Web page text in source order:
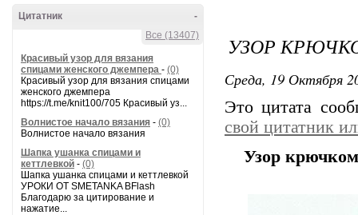
-
Цитатник
Все (13407)
Красивый узор для вязания
спицами женского джемпера - (0)
Красивый узор для вязания спицами
женского джемпера
https://t.me/knit100/705 Красивый уз...
Волнистое начало вязания - (0)
Волнистое начало вязания
Шапка ушанка спицами и
кеттлевкой - (0)
Шапка ушанка спицами и кеттлевкой
УРОКИ ОТ SMETANKA BFlash
Благодарю за цитирование и
нажатие...
УЗОР
Среда, 19 Октября
Это цитата
свой цитатник
Узор